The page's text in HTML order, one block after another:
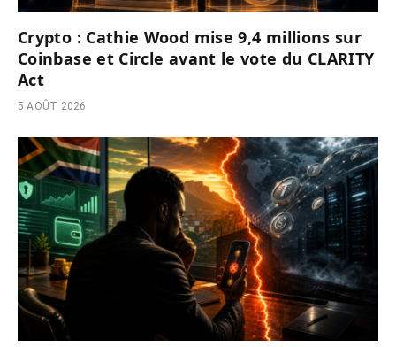
Crypto : Cathie Wood mise 9,4 millions sur
Coinbase et Circle avant le vote du CLARITY
Act
5 AOÛT 2026